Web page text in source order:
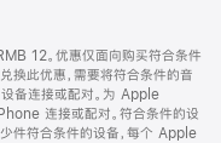
12。优惠仅面向购买符合条件
此优惠，需要将符合条件的音
备连接或配对。为 Apple
连接或配对。符合条件的设
件符合条件的设备，每个 Apple